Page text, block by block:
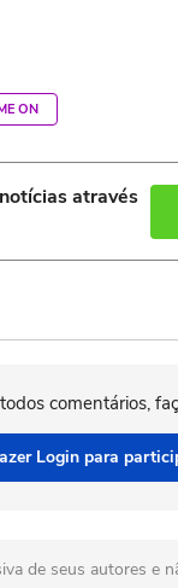
ON
através
comentários,
Login para
de seus autores e